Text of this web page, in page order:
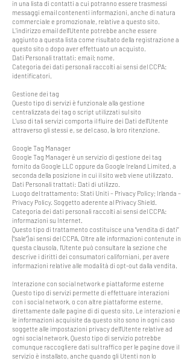
in una lista di contatti a cui potranno essere trasmessi
messaggi email contenenti informazioni, anche di natura
commerciale e promozionale, relative a questo sito.
L'indirizzo email dell'Utente potrebbe anche essere
aggiunto a questa lista come risultato della registrazione a
questo sito o dopo aver effettuato un acquisto.
Dati Personali trattati: email; nome.
Categoria dei dati personali raccolti ai sensi del CCPA:
identificatori.
Gestione dei tag
Questo tipo di servizi è funzionale alla gestione
centralizzata dei tag o script utilizzati sul sito
L'uso di tali servizi comporta il fluire dei Dati dell'Utente
attraverso gli stessi e, se del caso, la loro ritenzione.
Google Tag Manager
Google Tag Manager è un servizio di gestione dei tag
fornito da Google LLC oppure da Google Ireland Limited, a
seconda della posizione in cui il sito web viene utilizzato.
Dati Personali trattati: Dati di utilizzo.
Luogo del trattamento: Stati Uniti – Privacy Policy; Irlanda –
Privacy Policy. Soggetto aderente al Privacy Shield.
Categoria dei dati personali raccolti ai sensi del CCPA:
informazioni su Internet.
Questo tipo di trattamento costituisce una “vendita di dati”
(“sale”) ai sensi del CCPA. Oltre alle informazioni contenute in
questa clausola, l’Utente può consultare la sezione che
descrive i diritti dei consumatori californiani, per avere
informazioni relative alle modalità di opt-out dalla vendita.
Interazione con social network e piattaforme esterne
Questo tipo di servizi permette di effettuare interazioni
con i social network, o con altre piattaforme esterne,
direttamente dalle pagine di di questo sito. Le interazioni e
le informazioni acquisite da questo sito sono in ogni caso
soggette alle impostazioni privacy dell’Utente relative ad
ogni social network. Questo tipo di servizio potrebbe
comunque raccogliere dati sul traffico per le pagine dove il
servizio è installato, anche quando gli Utenti non lo